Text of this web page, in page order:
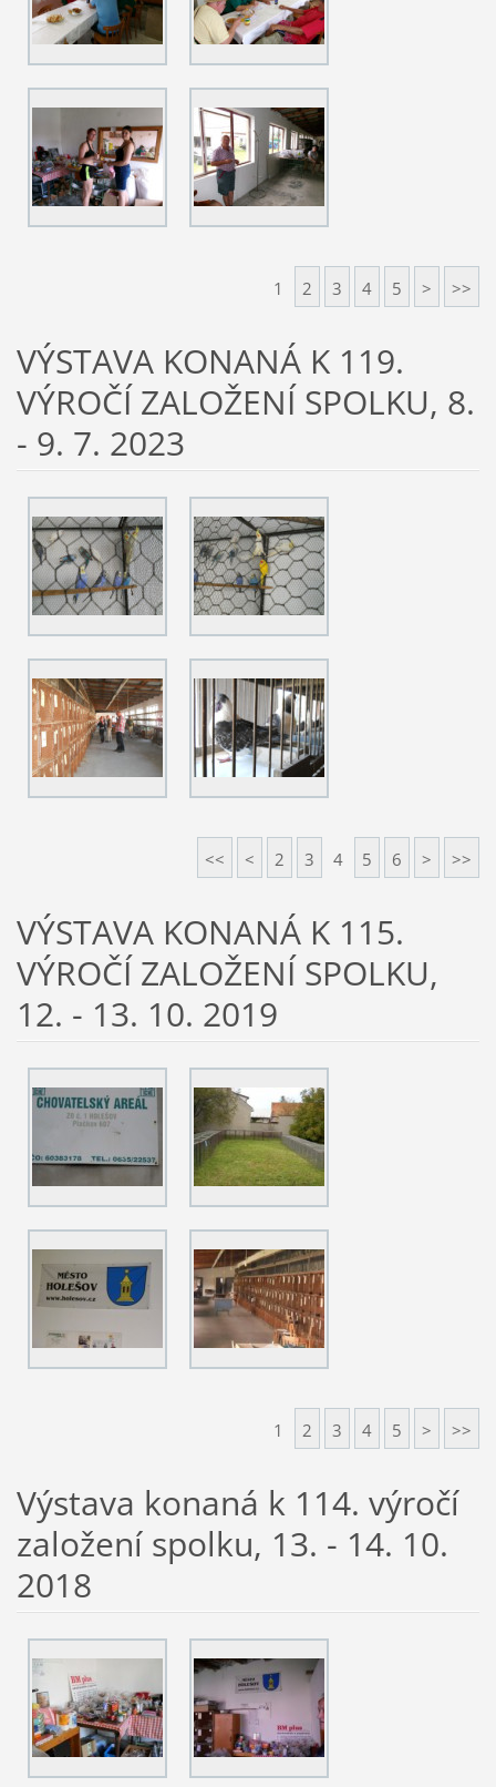
1 2 3 4 5 > >>
VÝSTAVA KONANÁ K 119.
VÝROČÍ ZALOŽENÍ SPOLKU, 8.
- 9. 7. 2023
<< < 2 3 4 5 6 > >>
VÝSTAVA KONANÁ K 115.
VÝROČÍ ZALOŽENÍ SPOLKU,
12. - 13. 10. 2019
1 2 3 4 5 > >>
Výstava konaná k 114. výročí
založení spolku, 13. - 14. 10.
2018